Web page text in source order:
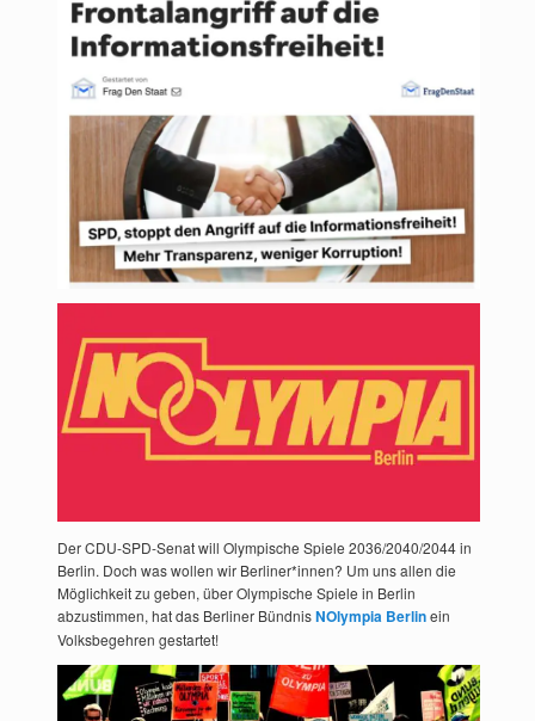
Der CDU-SPD-Senat will Olympische Spiele 2036/2040/2044 in
Berlin. Doch was wollen wir Berliner*innen? Um uns allen die
Möglichkeit zu geben, über Olympische Spiele in Berlin
abzustimmen, hat das Berliner BündnisNOlympia Berlinein
Volksbegehren gestartet!